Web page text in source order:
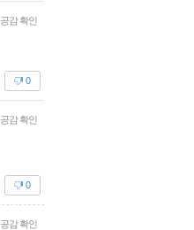
공감 확인
0
공감 확인
0
공감 확인